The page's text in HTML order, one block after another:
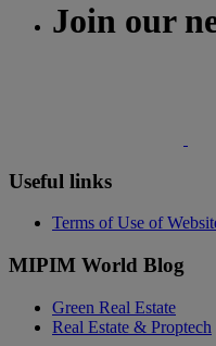
Join our
Useful links
Terms of Use of
MIPIM World Blog
Green Real Estate
Real Estate & Proptech